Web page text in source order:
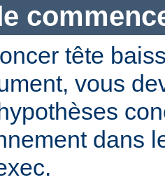
tête
vous
dans